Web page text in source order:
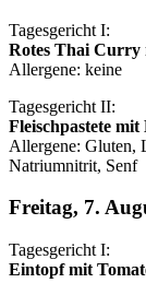
Tagesgericht I:
Rotes Thai Curry
Allergene: keine
Tagesgericht II:
Fleischpastete
Allergene: Gluten,
Natriumnitrit, Senf
Freitag, 7.
Tagesgericht I:
Eintopf mit